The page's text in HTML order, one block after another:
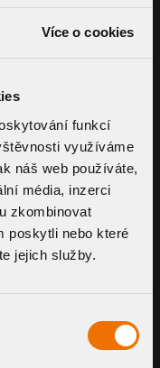
Více o cookies
funkcí
využíváme
náš web používáte,
média, inzerci
zkombinovat
poskytli nebo které
jejich služby.
natives BIM-
oder Archicad
zur
der
Parameter